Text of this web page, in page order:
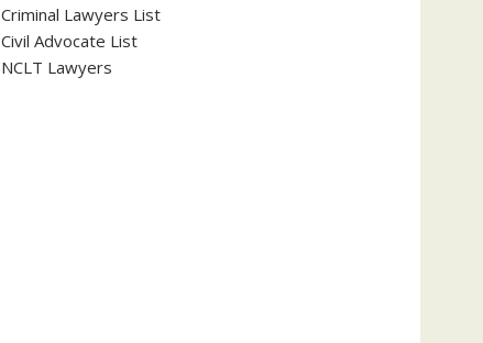
Criminal Lawyers List
Civil Advocate List
NCLT Lawyers